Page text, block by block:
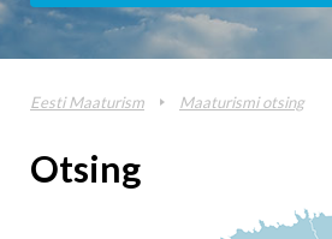
Eesti Maaturism Maaturismi otsing
Otsing